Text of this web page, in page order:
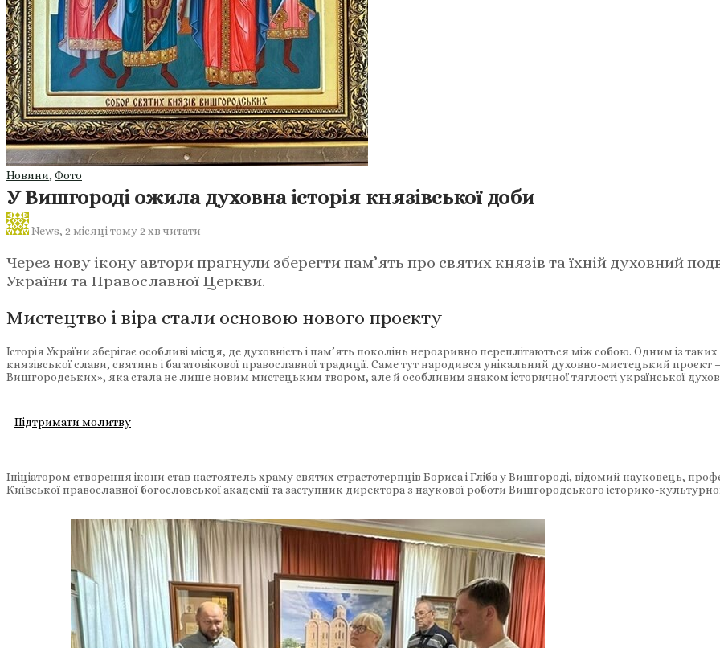
Новини, Фото
У Вишгороді ожила духовна історія князівської доби
News, 2 місяці тому 2 хв читати
Через нову ікону автори прагнули зберегти пам’ять про святих князів та їхній духовний
України та Православної Церкви.
Мистецтво і віра стали основою нового проєкту
Історія України зберігає особливі місця, де духовність і пам’ять поколінь нерозривно переплітаються між собою. Одним із
князівської слави, святинь і багатовікової православної традиції. Саме тут народився унікальний духовно-мистецький проєкт
Вишгородських», яка стала не лише новим мистецьким твором, але й особливим знаком історичної тяглості української
Підтримати молитву
Ініціатором створення ікони став настоятель храму святих страстотерпців Бориса і Гліба у Вишгороді, відомий науковець,
Київської православної богословської академії та заступник директора з наукової роботи Вишгородського історико-